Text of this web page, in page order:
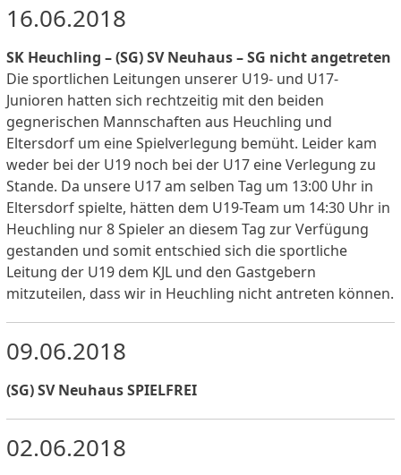
16.06.2018
SK Heuchling – (SG) SV Neuhaus – SG nicht angetreten
Die sportlichen Leitungen unserer U19- und U17-
Junioren hatten sich rechtzeitig mit den beiden
gegnerischen Mannschaften aus Heuchling und
Eltersdorf um eine Spielverlegung bemüht. Leider kam
weder bei der U19 noch bei der U17 eine Verlegung zu
Stande. Da unsere U17 am selben Tag um 13:00 Uhr in
Eltersdorf spielte, hätten dem U19-Team um 14:30 Uhr in
Heuchling nur 8 Spieler an diesem Tag zur Verfügung
gestanden und somit entschied sich die sportliche
Leitung der U19 dem KJL und den Gastgebern
mitzuteilen, dass wir in Heuchling nicht antreten können.
09.06.2018
(SG) SV Neuhaus SPIELFREI
02.06.2018